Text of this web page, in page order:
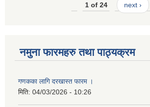
1 of 24 next ›
नमुना फारमहरु तथा पाठ्यक्रम
गणकका लागि दरखास्त फारम ।
मिति: 04/03/2026 - 10:26